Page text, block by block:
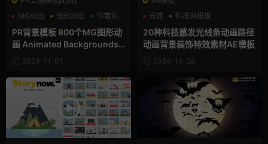
MG动画
图形动画 弥散风
PR背景模板 800个MG图形动
画 Animated Backgrounds
Pack2024-11-01
光效
科技风模板
视频背景
20种科技感发光线条动画路径
动画背景装饰特效素材AE模板
2024-10-28